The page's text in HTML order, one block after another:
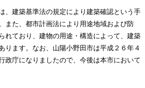
、建築基準法の規定により建築確認という手
また、都市計画法により用途地域および防
れており、建物の用途・構造によって、建築
ります。なお、山陽小野田市は平成２６年４
政庁になりましたので、今後は本市において